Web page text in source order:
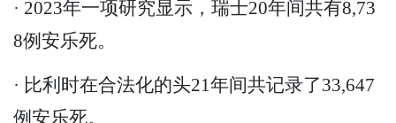
· 2023年一项研究显示，瑞士20年间共有8,73
8例安乐死。
· 比利时在合法化的头21年间共记录了33,647
例安乐死。